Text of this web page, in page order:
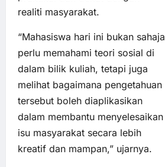
realiti masyarakat.
“Mahasiswa hari ini bukan sahaja
perlu memahami teori sosial di
dalam bilik kuliah, tetapi juga
melihat bagaimana pengetahuan
tersebut boleh diaplikasikan
dalam membantu menyelesaikan
isu masyarakat secara lebih
kreatif dan mampan,” ujarnya.